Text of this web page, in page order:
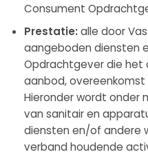
Consument
Prestatie:alle door
aangeboden diensten
Opdrachtgever die het
aanbod,
Hieronder wordt onder
van sanitair en
diensten en/of andere
verband houdende